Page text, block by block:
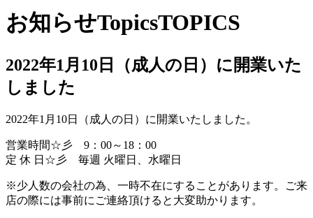
お知らせTopicsTOPICS
2022年1月10日（成人の日）に開業いた
しました
2022年1月10日（成人の日）に開業いたしました。
営業時間☆彡 9：00～18：00
定 休 日☆彡 毎週 火曜日、水曜日
※少人数の会社の為、一時不在にすることがあります。ご来
店の際には事前にご連絡頂けると大変助かります。